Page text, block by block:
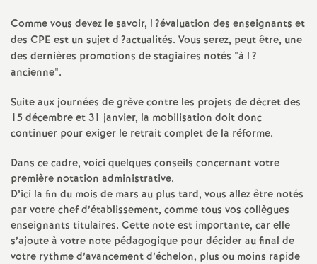
t
i
o
n
a
l
d
Comme vous devez le savoir, l?évaluation des enseignants et
des CPE est un sujet d?actualités. Vous serez, peut être, une
des dernières promotions de stagiaires notés "à l?
ancienne".
Suite aux journées de grève contre les projets de décret des
15 décembre et 31 janvier, la mobilisation doit donc
continuer pour exiger le retrait complet de la réforme.
Dans ce cadre, voici quelques conseils concernant votre
première notation administrative.
D’ici la fin du mois de mars au plus tard, vous allez être notés
par votre chef d’établissement, comme tous vos collègues
enseignants titulaires. Cette note est importante, car elle
s’ajoute à votre note pédagogique pour décider au final de
votre rythme d’avancement d’échelon, plus ou moins rapide